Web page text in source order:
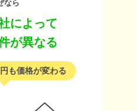
なら
によって
が異なる
も価格が変わる